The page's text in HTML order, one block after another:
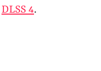
DLSS 4.